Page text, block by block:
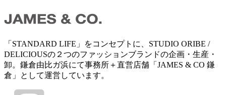
「STANDARD LIFE」をコンセプトに、STUDIO ORIBE /
DELICIOUSの２つのファッションブランドの企画・生産・
卸。鎌倉由比ガ浜にて事務所＋直営店舗「JAMES & CO 鎌
倉」として運営しています。